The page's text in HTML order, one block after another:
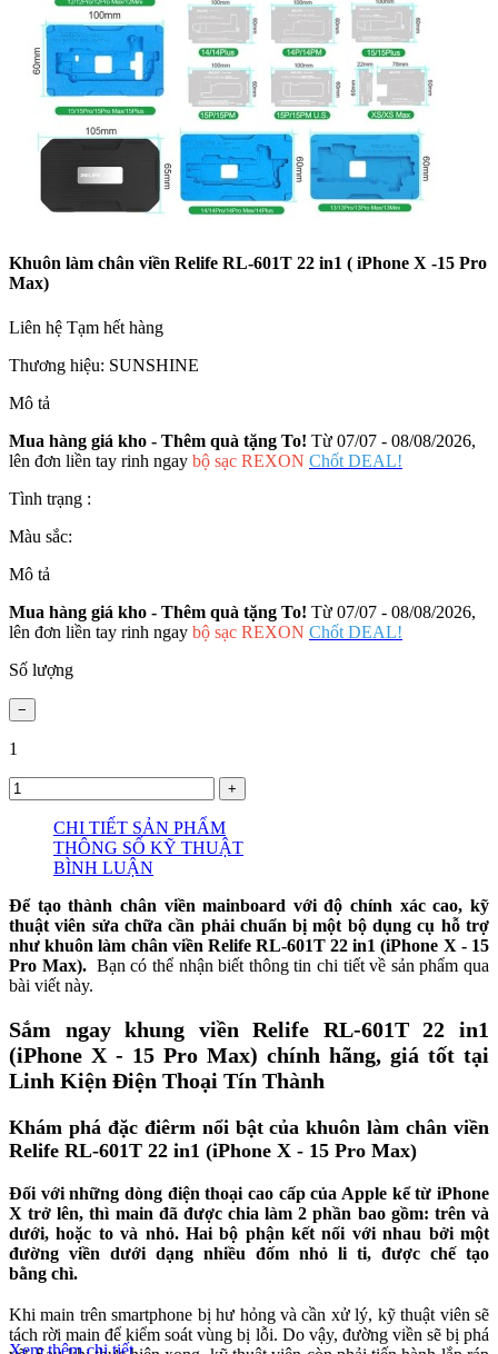
Khuôn làm chân viền Relife RL-601T 22 in1 ( iPhone X -15 Pro
Max)
Liên hệ Tạm hết hàng
Thương hiệu: SUNSHINE
Mô tả
Mua hàng giá kho - Thêm quà tặng To! Từ 07/07 - 08/08/2026,
lên đơn liền tay rinh ngay bộ sạc REXON Chốt DEAL!
Tình trạng :
Màu sắc:
Mô tả
Mua hàng giá kho - Thêm quà tặng To! Từ 07/07 - 08/08/2026,
lên đơn liền tay rinh ngay bộ sạc REXON Chốt DEAL!
Số lượng
1
CHI TIẾT SẢN PHẨM
THÔNG SỐ KỸ THUẬT
BÌNH LUẬN
Để tạo thành chân viền mainboard với độ chính xác cao, kỹ
thuật viên sửa chữa cần phải chuẩn bị một bộ dụng cụ hỗ trợ
như khuôn làm chân viền Relife RL-601T 22 in1 (iPhone X - 15
Pro Max).Bạn có thể nhận biết thông tin chi tiết về sản phẩm qua
bài viết này.
Sắm ngay khung viền Relife RL-601T 22 in1
(iPhone X - 15 Pro Max) chính hãng, giá tốt tại
Linh Kiện Điện Thoại Tín Thành
Khám phá đặc điêrm nổi bật của khuôn làm chân viền
Relife RL-601T 22 in1 (iPhone X - 15 Pro Max)
Đối với những dòng điện thoại cao cấp của Apple kể từ iPhone
X trở lên, thì main đã được chia làm 2 phần bao gồm: trên và
dưới, hoặc to và nhỏ. Hai bộ phận kết nối với nhau bởi một
đường viền dưới dạng nhiều đốm nhỏ li ti, được chế tạo
bằng chì.
Khi main trên smartphone bị hư hỏng và cần xử lý, kỹ thuật viên sẽ
tách rời main để kiểm soát vùng bị lỗi. Do vậy, đường viền sẽ bị phá
Xem thêm chi tiết